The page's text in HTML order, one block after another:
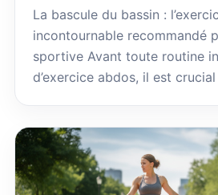
La bascule du bassin :
incontournable recommandé
sportive Avant toute routine
d’exercice abdos, il est